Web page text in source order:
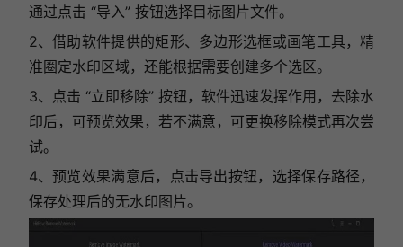
通过点击 “导入” 按钮选择目标图片文件。
2、借助软件提供的矩形、多边形选框或画笔工具，精
准圈定水印区域，还能根据需要创建多个选区。
3、点击 “立即移除” 按钮，软件迅速发挥作用，去除水
印后，可预览效果，若不满意，可更换移除模式再次尝
试。
4、预览效果满意后，点击导出按钮，选择保存路径，
保存处理后的无水印图片。